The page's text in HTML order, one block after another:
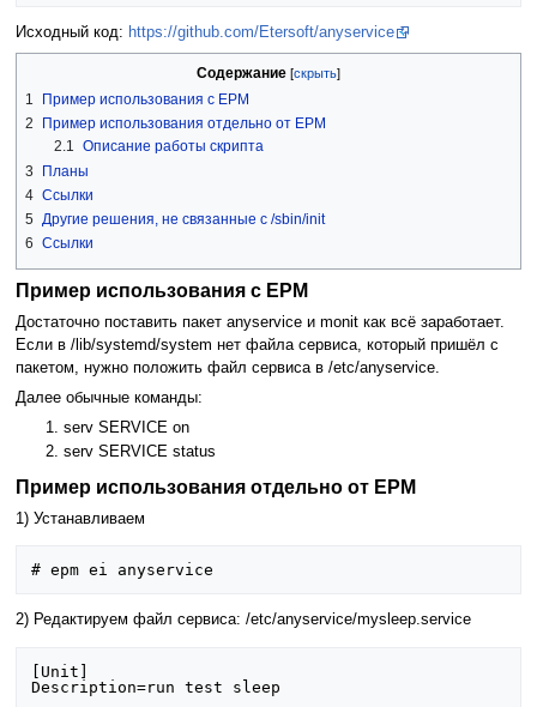
Исходный код: https://github.com/Etersoft/anyservice
Содержание
1
Пример использования с EPM
2
Пример использования отдельно от EPM
2.1 Описание работы скрипта
3
Планы
4 Ссылки
5 Другие решения, не связанные с /sbin/init
6 Ссылки
Пример использования с EPM
Достаточно поставить пакет anyservice и monit как всё заработает.
Если в /lib/systemd/system нет файла сервиса, который пришёл с
пакетом, нужно положить файл сервиса в /etc/anyservice.
Далее обычные команды:
serv SERVICE on
serv SERVICE status
Пример использования отдельно от EPM
1) Устанавливаем
2) Редактируем файл сервиса: /etc/anyservice/mysleep.service
[Unit]
Description=run test sleep